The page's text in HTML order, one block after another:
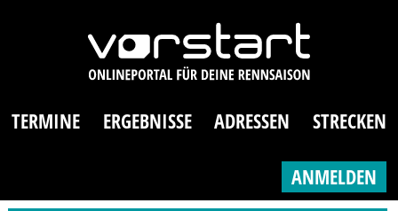
TERMINE ERGEBNISSE ADRESSEN STRECKEN
ANMELDEN